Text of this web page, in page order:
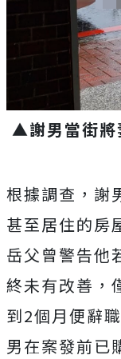
▲謝男當街將
根據調查，謝
甚至居住的房
岳父曾警告他
終未有改善，
到2個月便辭
男在案發前已